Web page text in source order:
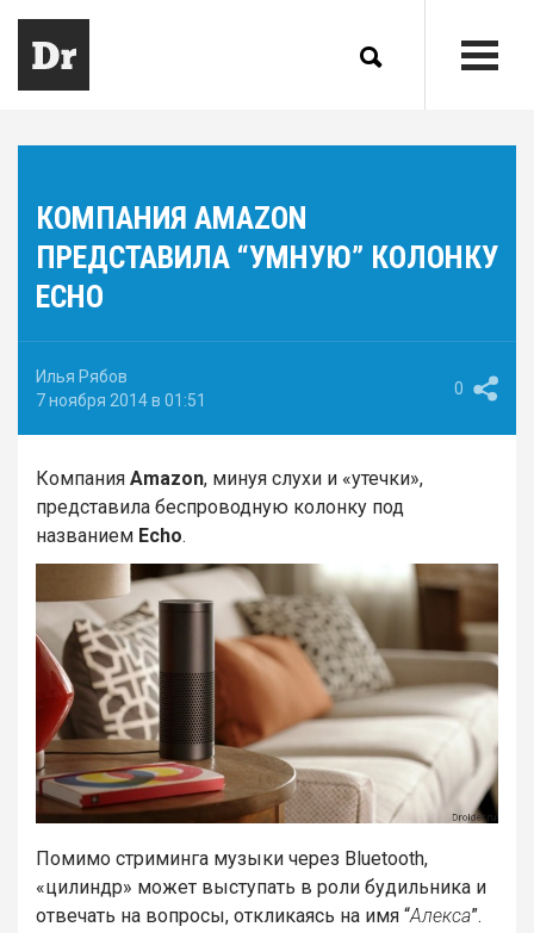
КОМПАНИЯ AMAZON
ПРЕДСТАВИЛА “УМНУЮ” КОЛОНКУ
ECHO
Илья Рябов
7 ноября 2014 в 01:51
0
Компания Amazon, минуя слухи и «утечки»,
представила беспроводную колонку под
названием Echo.
Помимо стриминга музыки через Bluetooth,
«цилиндр» может выступать в роли будильника и
отвечать на вопросы, откликаясь на имя “Алекса”.